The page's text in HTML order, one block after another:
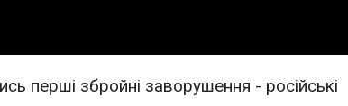
перші збройні заворушення - російські